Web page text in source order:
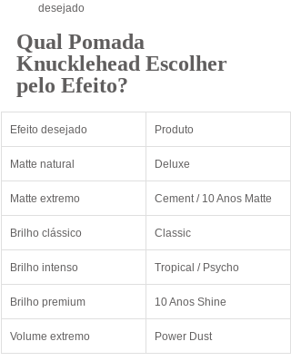
desejado
Qual Pomada
Knucklehead Escolher
pelo Efeito?
Efeito desejado Produto
Matte natural Deluxe
Matte extremo Cement / 10 Anos Matte
Brilho clássico Classic
Brilho intenso Tropical / Psycho
Brilho premium 10 Anos Shine
Volume extremo Power Dust